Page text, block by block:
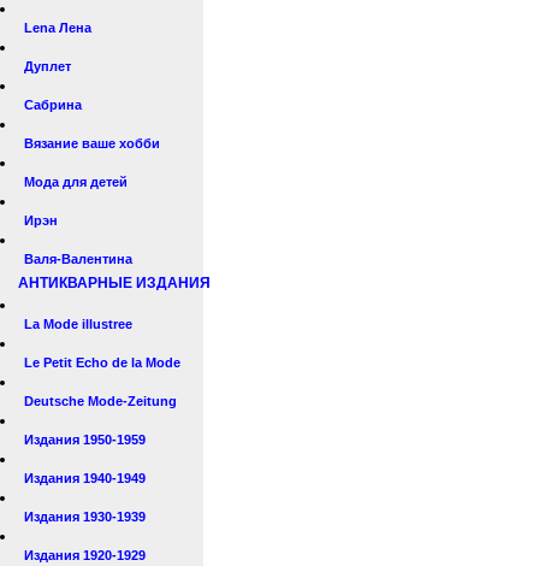
Lena Лена
Дуплет
Сабрина
Вязание ваше хобби
Мода для детей
Ирэн
Валя-Валентина
АНТИКВАРНЫЕ ИЗДАНИЯ
La Mode illustree
Le Petit Echo de la Mode
Deutsche Mode-Zeitung
Издания 1950-1959
Издания 1940-1949
Издания 1930-1939
Издания 1920-1929